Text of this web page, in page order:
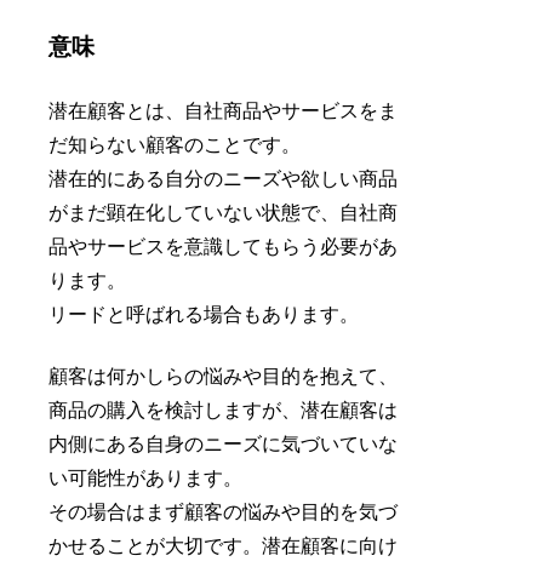
意味
潜在顧客とは、自社商品やサービスをま
だ知らない顧客のことです。
潜在的にある自分のニーズや欲しい商品
がまだ顕在化していない状態で、自社商
品やサービスを意識してもらう必要があ
ります。
リードと呼ばれる場合もあります。
顧客は何かしらの悩みや目的を抱えて、
商品の購入を検討しますが、潜在顧客は
内側にある自身のニーズに気づいていな
い可能性があります。
その場合はまず顧客の悩みや目的を気づ
かせることが大切です。潜在顧客に向け